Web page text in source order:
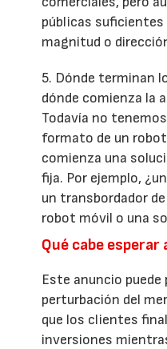
públicas suficientes
magnitud o
5. Dónde terminan
dónde comienza la
Todavía no
formato de un
comienza una
fija. Por ejemplo,
un transbordador
robot móvil o una
Qué cabe
Este anuncio puede
perturbación del
que los clientes
inversiones